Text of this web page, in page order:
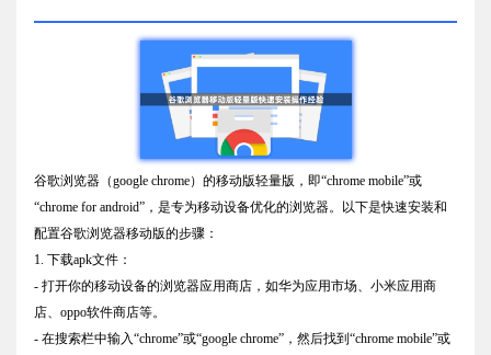
谷歌浏览器（google chrome）的移动版轻量版，即“chrome mobile”或
“chrome for android”，是专为移动设备优化的浏览器。以下是快速安装和
配置谷歌浏览器移动版的步骤：
1. 下载apk文件：
- 打开你的移动设备的浏览器应用商店，如华为应用市场、小米应用商
店、oppo软件商店等。
- 在搜索栏中输入“chrome”或“google chrome”，然后找到“chrome mobile”或